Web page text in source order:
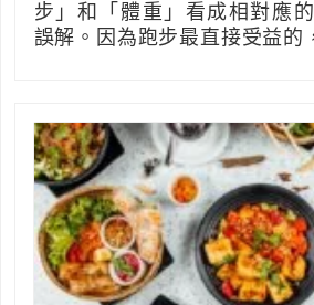
步」和「體重」看成相對應
誤解。因為跑步最直接受益的